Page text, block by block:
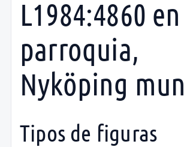
L1984:4860
parroquia,
Nyköping
Tipos de figuras